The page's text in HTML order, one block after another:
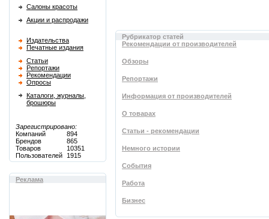
Салоны красоты
Акции и распродажи
Издательства
Печатные издания
Статьи
Репортажи
Рекомендации
Опросы
Каталоги, журналы,
брошюры
Зарегистрировано:
Компаний
894
Брендов
865
Товаров
10351
Пользователей
1915
Реклама
Рубрикатор статей
Рекомендации от производителей
Обзоры
Репортажи
Информация от производителей
О товарах
Статьи - рекомендации
Немного истории
События
Работа
Бизнес